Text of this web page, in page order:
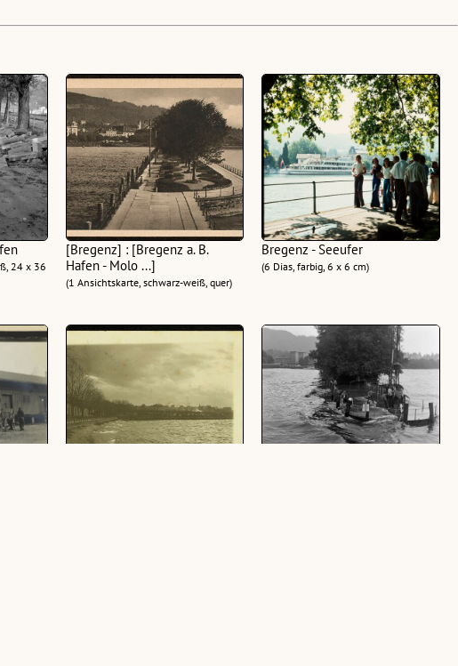
24 x 36
[Bregenz] : [Bregenz a. B.
Hafen - Molo ...]
(1 Ansichtskarte, schwarz-weiß, quer)
Bregenz - Seeufer
(6 Dias, farbig, 6 x 6 cm)